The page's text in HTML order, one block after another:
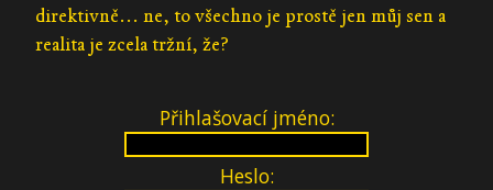
direktivně... ne, to všechno je prostě jen můj sen a
realita je zcela tržní, že?
Přihlašovací jméno:
Heslo: